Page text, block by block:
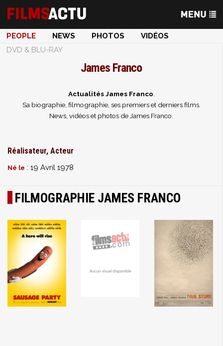
PEOPLE NEWS PHOTOS
VIDÉOS
DVD & BLU-RAY
James Franco
Actualités James Franco
Sa biographie, filmographie, ses premiers et derniers films.
News, vidéos et photos de James Franco.
Réalisateur, Acteur
Né le : 19 Avril 1978
FILMOGRAPHIE JAMES FRANCO